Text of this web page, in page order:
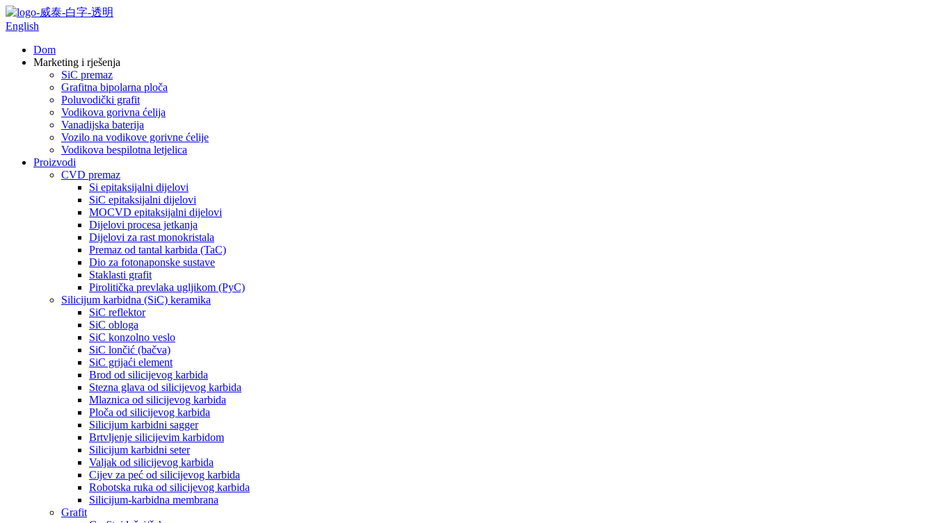
English
Dom
Marketing i rješenja
SiC premaz
Grafitna bipolarna ploča
Poluvodički grafit
Vodikova gorivna ćelija
Vanadijska baterija
Vozilo na vodikove gorivne ćelije
Vodikova bespilotna letjelica
Proizvodi
CVD premaz
Si epitaksijalni dijelovi
SiC epitaksijalni dijelovi
MOCVD epitaksijalni dijelovi
Dijelovi procesa jetkanja
Dijelovi za rast monokristala
Premaz od tantal karbida (TaC)
Dio za fotonaponske sustave
Staklasti grafit
Pirolitička prevlaka ugljikom (PyC)
Silicijum karbidna (SiC) keramika
SiC reflektor
SiC obloga
SiC konzolno veslo
SiC lončić (bačva)
SiC grijaći element
Brod od silicijevog karbida
Stezna glava od silicijevog karbida
Mlaznica od silicijevog karbida
Ploča od silicijevog karbida
Silicijum karbidni sagger
Brtvljenje silicijevim karbidom
Silicijum karbidni seter
Valjak od silicijevog karbida
Cijev za peć od silicijevog karbida
Robotska ruka od silicijevog karbida
Silicijum-karbidna membrana
Grafit